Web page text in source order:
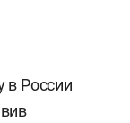
в России